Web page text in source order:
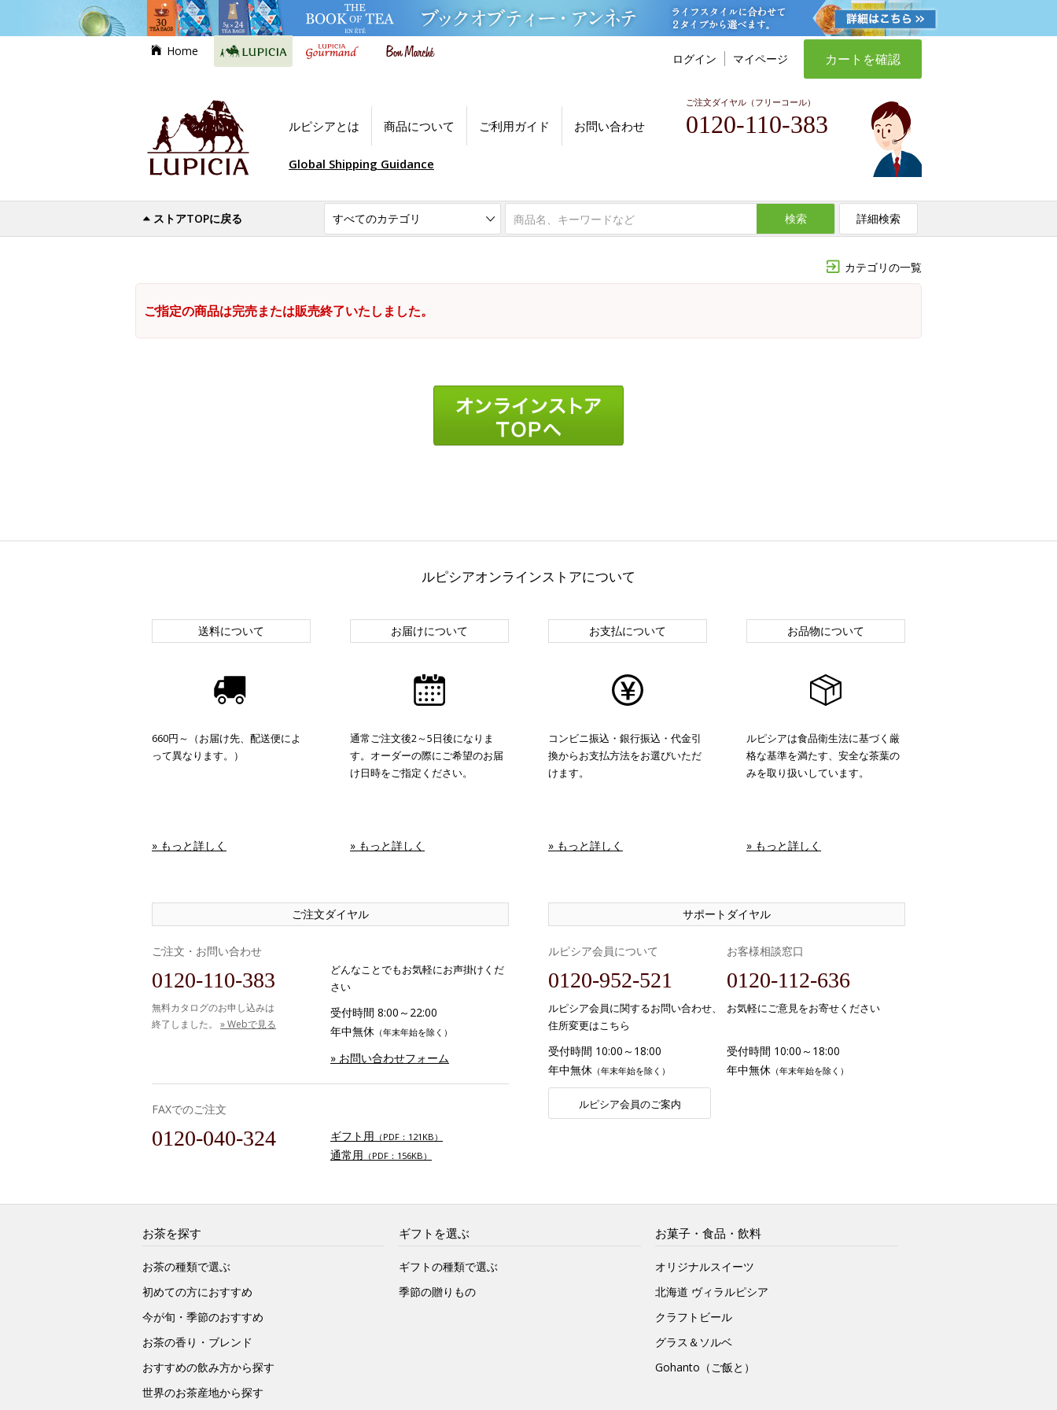
Home
ログイン マイページ カートを確認
ルピシアとは 商品について ご利用ガイド お問い合わせ
ご注文ダイヤル（フリーコール）
0120-110-383
Global Shipping Guidance
ストアTOPに戻る 検索 詳細検索
カテゴリの一覧
ご指定の商品は完売または販売終了いたしました。
ルピシアオンラインストアについて
送料について
660円～（お届け先、配送便によ
って異なります。）
» もっと詳しく
お届けについて
通常ご注文後2～5日後になりま
す。オーダーの際にご希望のお届
け日時をご指定ください。
» もっと詳しく
お支払について
コンビニ振込・銀行振込・代金引
換からお支払方法をお選びいただ
けます。
» もっと詳しく
お品物について
ルピシアは食品衛生法に基づく厳
格な基準を満たす、安全な茶葉の
みを取り扱いしています。
» もっと詳しく
ご注文ダイヤル
ご注文・お問い合わせ
0120-110-383
無料カタログのお申し込みは
終了しました。 » Webで見る
どんなことでもお気軽にお声掛けくだ
さい
受付時間 8:00～22:00
年中無休 （年末年始を除く）
» お問い合わせフォーム
FAXでのご注文
0120-040-324 ギフト用 （PDF：121KB）
通常用 （PDF：156KB）
サポートダイヤル
ルピシア会員について
0120-952-521
ルピシア会員に関するお問い合わせ、
住所変更はこちら
受付時間 10:00～18:00
年中無休 （年末年始を除く）
ルピシア会員のご案内
お客様相談窓口
0120-112-636
お気軽にご意見をお寄せください
受付時間 10:00～18:00
年中無休 （年末年始を除く）
お茶を探す
お茶の種類で選ぶ
初めての方におすすめ
今が旬・季節のおすすめ
お茶の香り・ブレンド
おすすめの飲み方から探す
世界のお茶産地から探す
ギフトを選ぶ
ギフトの種類で選ぶ
季節の贈りもの
お菓子・食品・飲料
オリジナルスイーツ
北海道 ヴィラルピシア
クラフトビール
グラス＆ソルベ
Gohanto（ご飯と）